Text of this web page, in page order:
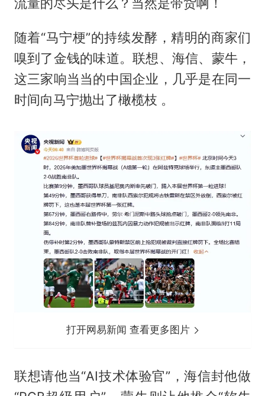
随着“马宁梗”的持续发酵，精明的商家们
嗅到了金钱的味道。联想、海信、蒙牛，
这三家响当当的中国企业，几乎是在同一
时间向马宁抛出了橄榄枝 。
打开网易新闻 查看更多图片
联想请他当“AI技术体验官”，海信封他做